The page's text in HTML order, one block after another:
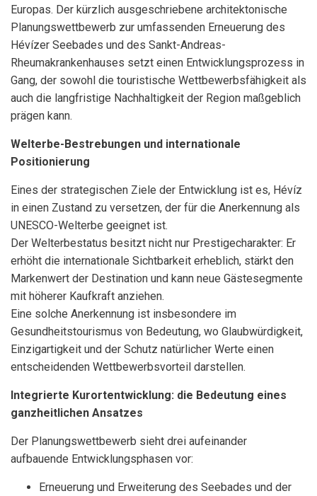
Europas. Der kürzlich ausgeschriebene architektonische
Planungswettbewerb zur umfassenden Er­neuerung des
Hévízer Seebades und des Sankt-Andreas-
Rheumakrankenhauses setzt einen Entwicklungsprozess in
Gang, der sowohl die touristische Wettbewerbsfähigkeit als
auch die langfristige Nachhaltigkeit der Region maßgeblich
prägen kann.
Welterbe-Bestrebungen und internationale
Positionierung
Eines der strategischen Ziele der Entwicklung ist es, Hévíz
in einen Zustand zu versetzen, der für die Anerkennung als
UNESCO-Welterbe geeignet ist.
Der Welterbestatus besitzt nicht nur Prestigecharakter: Er
erhöht die internationale Sichtbarkeit erheblich, stärkt den
Markenwert der Destination und kann neue Gästesegmente
mit höherer Kaufkraft anziehen.
Eine solche Anerkennung ist insbesondere im
Gesundheitstourismus von Bedeutung, wo Glaubwürdigkeit,
Einzigartigkeit und der Schutz natürlicher Werte einen
entscheidenden Wettbewerbsvorteil darstellen.
Integrierte Kurortentwicklung: die Bedeutung eines
ganzheitlichen Ansatzes
Der Planungswettbewerb sieht drei aufeinander
aufbauende Entwicklungsphasen vor:
Erneuerung und Erweiterung des Seebades und der